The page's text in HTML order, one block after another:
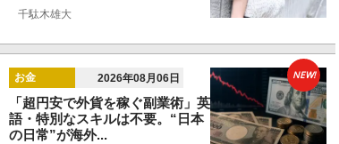
千駄木雄大
お金 2026年08月06日
「超円安で外貨を稼ぐ副業術」英
語・特別なスキルは不要。“日本
の日常”が海外...
NEW!